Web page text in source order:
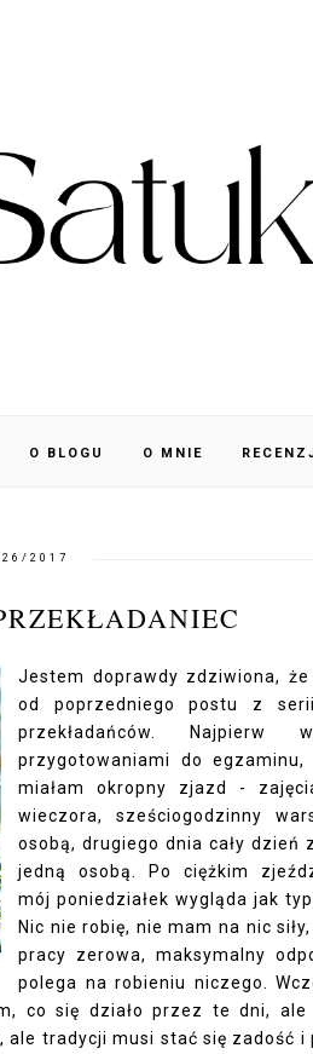
O BLOGU O MNIE
2017
Jestem doprawdy zdziwiona, że
od poprzedniego postu z
przekładańców. Najpierw
przygotowaniami do
miałam okropny zjazd -
wieczora, sześciogodzinny
osobą, drugiego dnia cały dzień
jedną osobą. Po ciężkim
mój poniedziałek wygląda jak
Nic nie robię, nie mam na nic
pracy zerowa, maksymalny
polega na robieniu niczego.
co się działo przez te dni, ale
ale tradycji musi stać się zadość i